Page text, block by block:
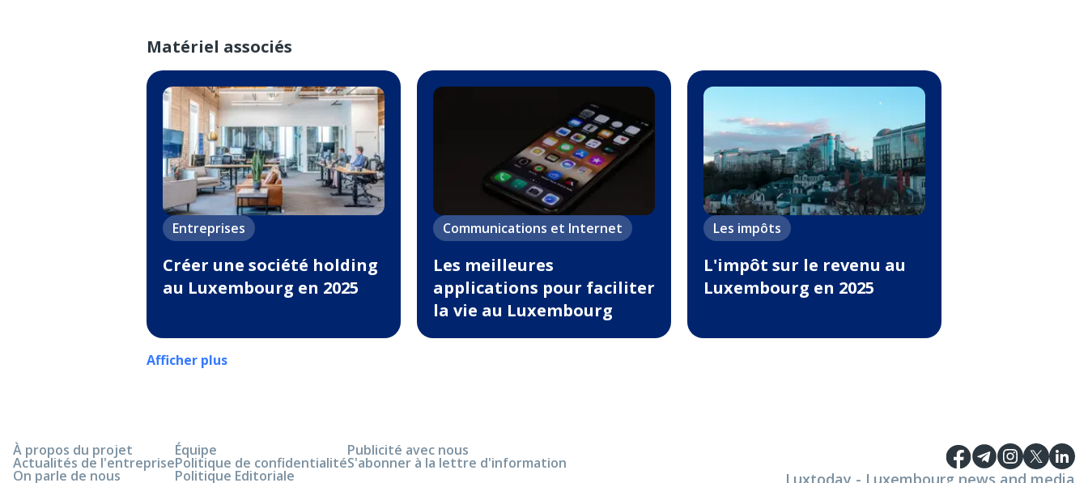
Matériel associés
Entreprises
Créer une société holding
au Luxembourg en 2025
Communications et Internet
Les meilleures
applications pour faciliter
la vie au Luxembourg
Les impôts
L'impôt sur le revenu au
Luxembourg en 2025
Afficher plus
À propos du projet
Actualités de l'entreprise
On parle de nous
Équipe
Politique de confidentialité
Politique Editoriale
Publicité avec nous
S'abonner à la lettre d'information
Luxtoday - Luxembourg news and media